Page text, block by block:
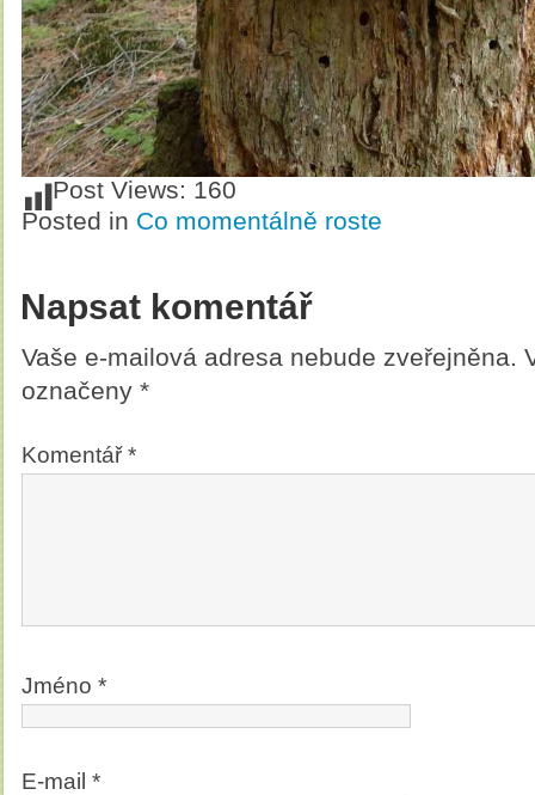
Post Views: 160
Posted in Co momentálně roste
Napsat komentář
Vaše e-mailová adresa nebude zveřejněna.
označeny *
Komentář*
Jméno *
E-mail *